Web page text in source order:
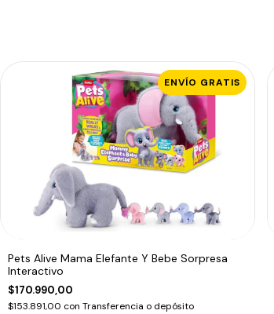
ENVÍO GRATIS
Pets Alive Mama Elefante Y Bebe Sorpresa
Interactivo
$170.990,00
$153.891,00 con Transferencia o depósito